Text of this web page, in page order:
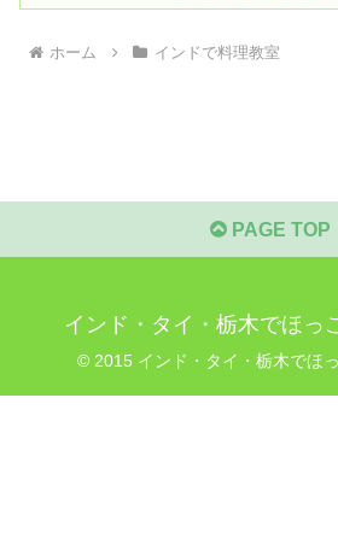
ホーム インドで料理教室
PAGE TOP
インド・タイ・栃木でほっ
© 2015 インド・タイ・栃木でほ